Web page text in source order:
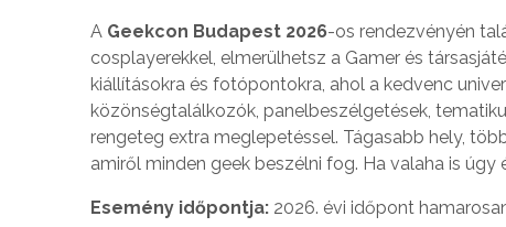
A Geekcon Budapest 2026-os rendezvényén
cosplayerekkel, elmerülhetsz a Gamer és
kiállításokra és fotópontokra, ahol a kedvenc
közönségtalálkozók, panelbeszélgetések,
rengeteg extra meglepetéssel. Tágasabb hely,
amiről minden geek beszélni fog. Ha valaha is
Esemény időpontja: 2026. évi időpont